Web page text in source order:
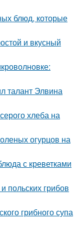
блюд, которые
и вкусный
талант Элвина
хлеба на
огурцов на
с креветками
польских грибов
грибного супа